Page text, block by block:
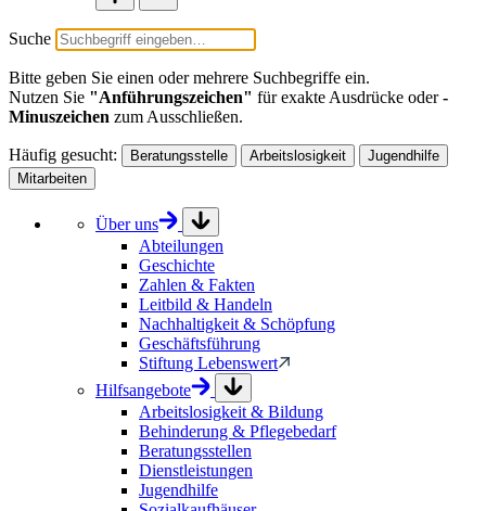
Suche
Bitte geben Sie einen oder mehrere Suchbegriffe ein.
Nutzen Sie "Anführungszeichen" für exakte Ausdrücke oder-
Minuszeichen zum Ausschließen.
Häufig gesucht: Beratungsstelle Arbeitslosigkeit
Jugendhilfe
Mitarbeiten
Über uns
Abteilungen
Geschichte
Zahlen & Fakten
Leitbild & Handeln
Nachhaltigkeit & Schöpfung
Geschäftsführung
Stiftung Lebenswert
Hilfsangebote
Arbeitslosigkeit & Bildung
Behinderung & Pflegebedarf
Beratungsstellen
Dienstleistungen
Jugendhilfe